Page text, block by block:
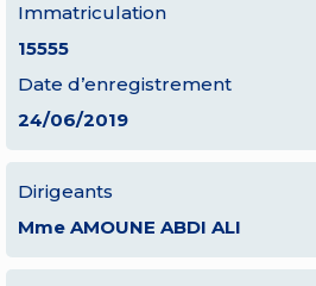
Immatriculation
15555
Date d’enregistrement
24/06/2019
Dirigeants
Mme AMOUNE ABDI ALI